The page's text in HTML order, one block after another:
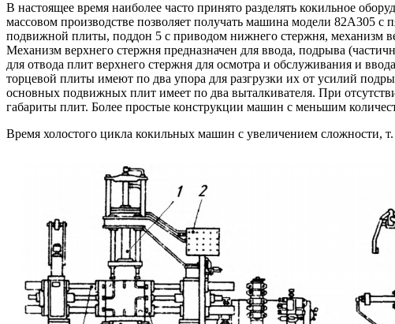
В настоящее время наиболее часто принято разделять кокильное
массовом производстве позволяет получать машина модели 82А305
подвижной плиты, поддон 5 с приводом нижнего стержня, механизм
Механизм верхнего стержня предназначен для ввода, подрыва
для отвода плит верхнего стержня для осмотра и обслуживания и
торцевой плиты имеют по два упора для разгрузки их от усилий
основных подвижных плит имеет по два выталкивателя. При
габариты плит. Более простые конструкции машин с меньшим
Время холостого цикла кокильных машин с увеличением сложности,